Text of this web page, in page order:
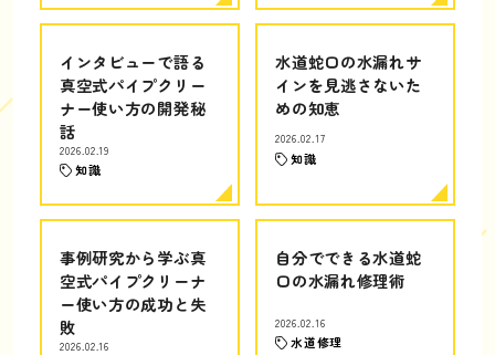
インタビューで語る
真空式パイプクリー
ナー使い方の開発秘
話
2026.02.19
知識
水道蛇口の水漏れサ
インを見逃さないた
めの知恵
2026.02.17
知識
事例研究から学ぶ真
空式パイプクリーナ
ー使い方の成功と失
敗
2026.02.16
自分でできる水道蛇
口の水漏れ修理術
2026.02.16
水道修理